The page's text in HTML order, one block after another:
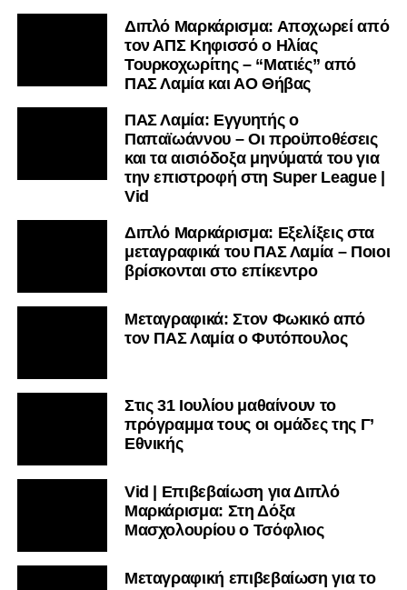
Διπλό Μαρκάρισμα: Αποχωρεί από
τον ΑΠΣ Κηφισσό ο Ηλίας
Τουρκοχωρίτης – “Ματιές” από
ΠΑΣ Λαμία και ΑΟ Θήβας
ΠΑΣ Λαμία: Εγγυητής ο
Παπαϊωάννου – Οι προϋποθέσεις
και τα αισιόδοξα μηνύματά του για
την επιστροφή στη Super League |
Vid
Διπλό Μαρκάρισμα: Εξελίξεις στα
μεταγραφικά του ΠΑΣ Λαμία – Ποιοι
βρίσκονται στο επίκεντρο
Μεταγραφικά: Στον Φωκικό από
τον ΠΑΣ Λαμία ο Φυτόπουλος
Στις 31 Ιουλίου μαθαίνουν το
πρόγραμμα τους οι ομάδες της Γ’
Εθνικής
Vid | Επιβεβαίωση για Διπλό
Μαρκάρισμα: Στη Δόξα
Μασχολουρίου ο Τσόφλιος
Μεταγραφική επιβεβαίωση για το